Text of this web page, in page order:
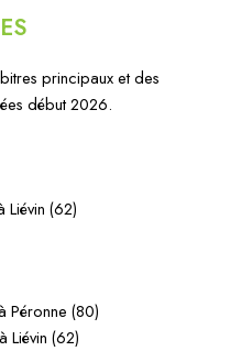
principaux et des
début 2026.
Liévin (62)
Péronne (80)
Liévin (62)